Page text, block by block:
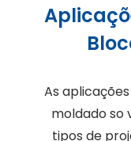
As
moldado so
tipos de